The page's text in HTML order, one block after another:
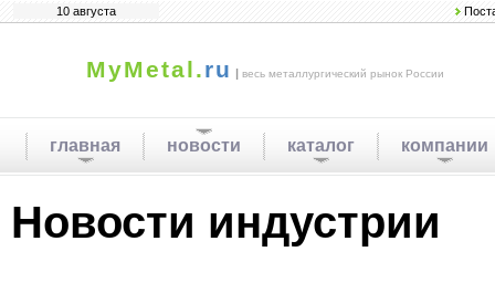
10 августа
MyMetal.ru | весь металлургический рынок России
главная новости каталог компании
Новости индустрии